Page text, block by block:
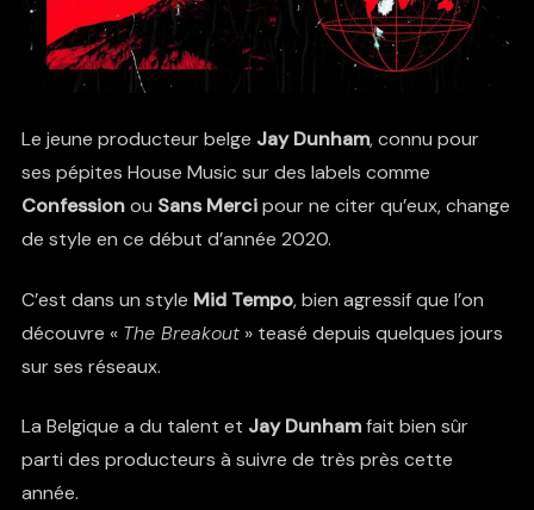
Le jeune producteur belge Jay Dunham, connu pour
ses pépites House Music sur des labels comme
Confessionou Sans Mercipour ne citer qu’eux, change
de style en ce début d’année 2020.
C’est dans un style Mid Tempo, bien agressif que l’on
découvre « The Breakout» teasé depuis quelques jours
sur ses réseaux.
La Belgique a du talent et Jay Dunhamfait bien sûr
parti des producteurs à suivre de très près cette
année.